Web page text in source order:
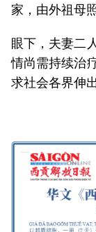
家，由外祖母照
眼下，夫妻二
情尚需持续治
求社会各界伸